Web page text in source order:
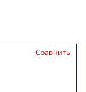
Сравнить